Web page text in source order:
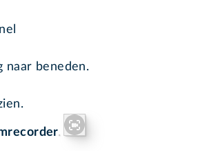
naar beneden.